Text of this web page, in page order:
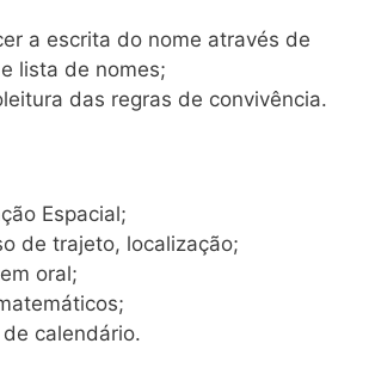
a escrita do nome através de
lista de nomes;
das regras de convivência.
Espacial;
de trajeto, localização;
oral;
calendário.